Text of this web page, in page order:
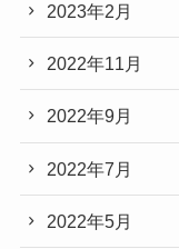
2023年2月
2022年11月
2022年9月
2022年7月
2022年5月